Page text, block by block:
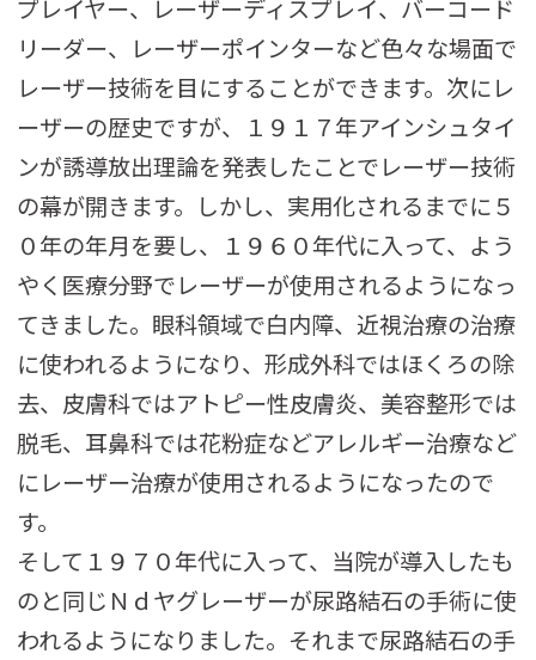
プレイヤー、レーザーディスプレイ、バーコード
リーダー、レーザーポインターなど色々な場面で
レーザー技術を目にすることができます。次にレ
ーザーの歴史ですが、１９１７年アインシュタイ
ンが誘導放出理論を発表したことでレーザー技術
の幕が開きます。しかし、実用化されるまでに５
０年の年月を要し、１９６０年代に入って、よう
やく医療分野でレーザーが使用されるようになっ
てきました。眼科領域で白内障、近視治療の治療
に使われるようになり、形成外科ではほくろの除
去、皮膚科ではアトピー性皮膚炎、美容整形では
脱毛、耳鼻科では花粉症などアレルギー治療など
にレーザー治療が使用されるようになったので
す。
そして１９７０年代に入って、当院が導入したも
のと同じＮｄヤグレーザーが尿路結石の手術に使
われるようになりました。それまで尿路結石の手